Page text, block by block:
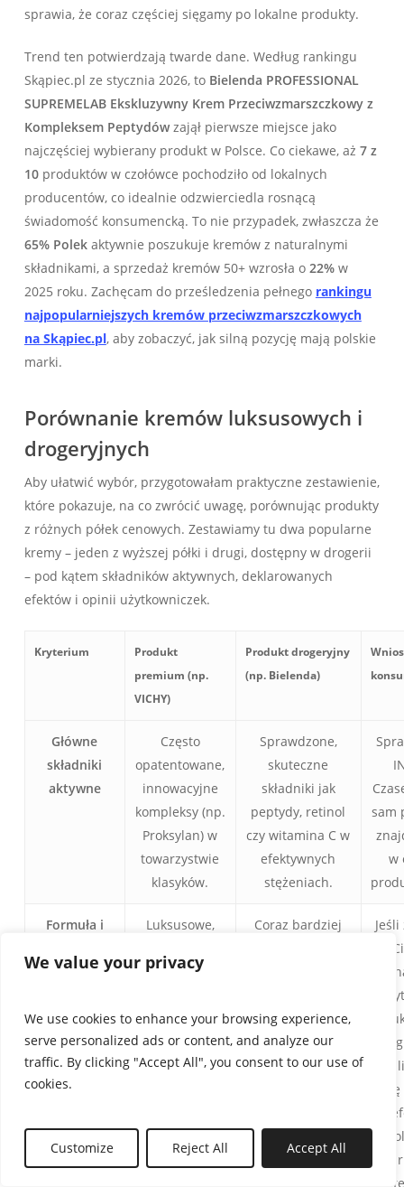
We value your privacy
We use cookies to enhance your browsing experience,
serve personalized ads or content, and analyze our
traffic. By clicking "Accept All", you consent to our use of
cookies.
Customize Reject All Accept All
sprawia, że coraz częściej sięgamy po lokalne produkty.
Trend ten potwierdzają twarde dane. Według rankingu
Skąpiec.pl ze stycznia 2026, to Bielenda PROFESSIONAL
SUPREMELAB Ekskluzywny Krem Przeciwzmarszczkowy z
Kompleksem Peptydówzajął pierwsze miejsce jako
najczęściej wybierany produkt w Polsce. Co ciekawe, aż 7 z
10produktów w czołówce pochodziło od lokalnych
producentów, co idealnie odzwierciedla rosnącą
świadomość konsumencką. To nie przypadek, zwłaszcza że
65% Polekaktywnie poszukuje kremów z naturalnymi
składnikami, a sprzedaż kremów 50+ wzrosła o 22%w
2025 roku. Zachęcam do prześledzenia pełnego rankingu
najpopularniejszych kremów przeciwzmarszczkowych
na Skąpiec.pl, aby zobaczyć, jak silną pozycję mają polskie
marki.
Porównanie kremów luksusowych i
drogeryjnych
Aby ułatwić wybór, przygotowałam praktyczne zestawienie,
które pokazuje, na co zwrócić uwagę, porównując produkty
z różnych półek cenowych. Zestawiamy tu dwa popularne
kremy – jeden z wyższej półki i drugi, dostępny w drogerii
– pod kątem składników aktywnych, deklarowanych
efektów i opinii użytkowniczek.
Kryterium
Produkt
premium (np.
VICHY)
Produkt drogeryjny
(np. Bielenda)
Główne
składniki
aktywne
Często
opatentowane,
innowacyjne
kompleksy (np.
Proksylan) w
towarzystwie
klasyków.
Sprawdzone,
skuteczne
składniki jak
peptydy, retinol
czy witamina C w
efektywnych
stężeniach.
sam
w
Formuła i
Luksusowe,
tekstury,
wchłaniające
się formuły,
często z
Coraz bardziej
mogą być
prostsze
sensorycznie.
i